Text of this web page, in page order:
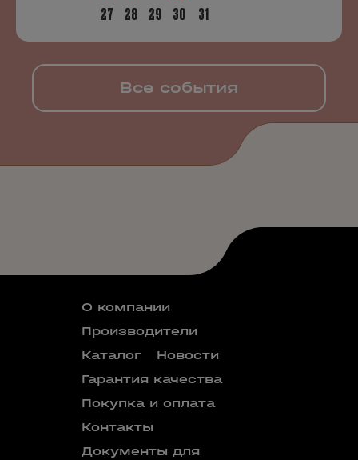
27 28 29 30 31
Все события
О компании
Производители
Каталог
Новости
Гарантия качества
Покупка и оплата
Контакты
Документы для